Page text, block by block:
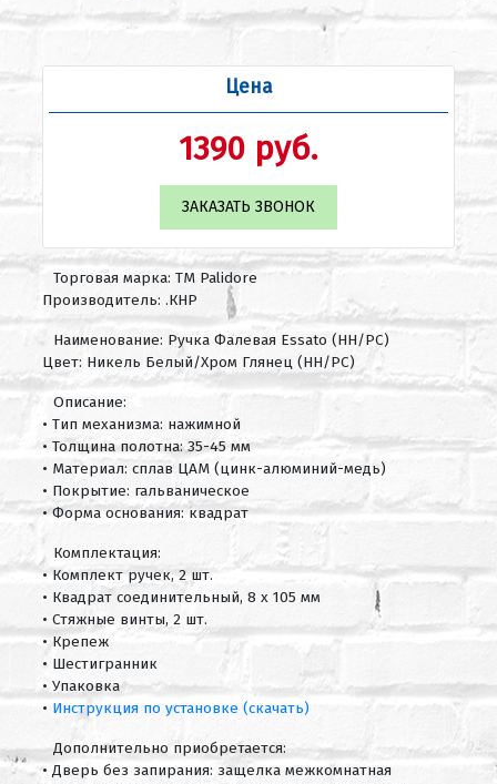
Цена
1390 руб.
ЗАКАЗАТЬ ЗВОНОК
Торговая марка: ТМ Palidore
Производитель: .КНР
Наименование: Ручка Фалевая Essato (HH/PC)
Цвет: Никель Белый/Хром Глянец (HH/PC)
Описание:
• Тип механизма: нажимной
• Толщина полотна: 35-45 мм
• Материал: сплав ЦАМ (цинк-алюминий-медь)
• Покрытие: гальваническое
• Форма основания: квадрат
Комплектация:
• Комплект ручек, 2 шт.
• Квадрат соединительный, 8 х 105 мм
• Стяжные винты, 2 шт.
• Крепеж
• Шестигранник
• Упаковка
• Инструкция по установке (скачать)
Дополнительно приобретается:
• Дверь без запирания: защелка межкомнатная